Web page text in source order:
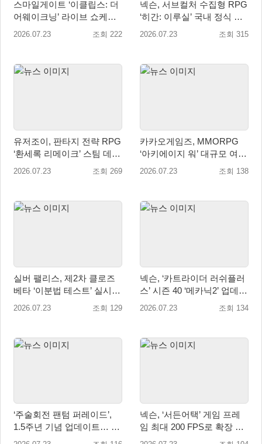
스마일게이트 ‘이클립스: 더
어웨이크닝’ 라이브 쇼케이
스 및 사전등록 실시
2026.07.23 조회 222
넥슨, 서브컬처 수집형 RPG
‘히간: 이루실’ 국내 정식 출
시
2026.07.23 조회 315
유저조이, 판타지 전략 RPG
‘환세록 리메이크’ 스팀 데모
무료 배포
2026.07.23 조회 269
카카오게임즈, MMORPG
‘아키에이지 워’ 대규모 여름
업데이트 실시
2026.07.23 조회 138
실버 팰리스, 제2차 클로즈
베타 ‘이분법 테스트’ 실시...
한 단계 확장된 콘텐츠 경험
2026.07.23 조회 129
넥슨, ‘카트라이더 러쉬플러
스’ 시즌 40 ‘메카닉2’ 업데이
트!
2026.07.23 조회 134
‘주술회전 팬텀 퍼레이드’,
1.5주년 기념 업데이트… 신
규 SSR 2종 추가
넥슨, ‘서든어택’ 게임 프레
임 최대 200 FPS로 확장 적
용